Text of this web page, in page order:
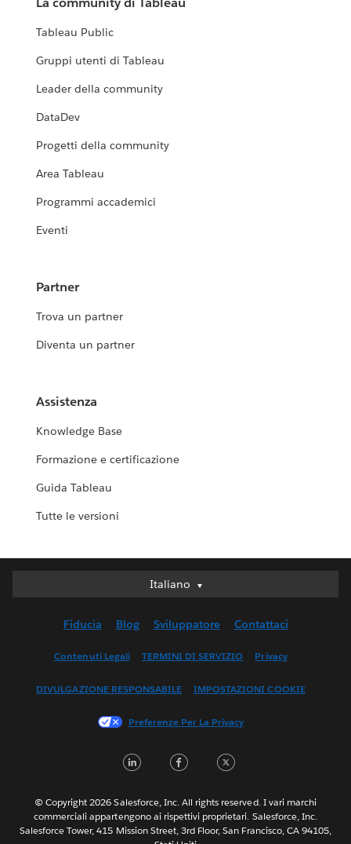
Tableau Public
Gruppi utenti di Tableau
Leader della community
DataDev
Progetti della community
Area Tableau
Programmi accademici
Eventi
Partner
Trova un partner
Diventa un partner
Assistenza
Knowledge Base
Formazione e certificazione
Guida Tableau
Tutte le versioni
Italiano
Italiano
English (UK)
Français (Canada)
한국어
Português
Svenska
Fiducia Blog Sviluppatore Contattaci
Contenuti Legali TERMINI DI SERVIZIO Privacy
DIVULGAZIONE RESPONSABILE IMPOSTAZIONI COOKIE
Preferenze Per La Privacy
LinkedInFacebook
© Copyright 2026 Salesforce, Inc. All rights reserved. I vari marchi
commerciali appartengono ai rispettivi proprietari. Salesforce, Inc.
Salesforce Tower, 415 Mission Street, 3rd Floor, San Francisco, CA 94105,